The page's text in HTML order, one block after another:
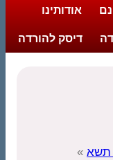
אודותינו
דיסק להורדה
תשא »